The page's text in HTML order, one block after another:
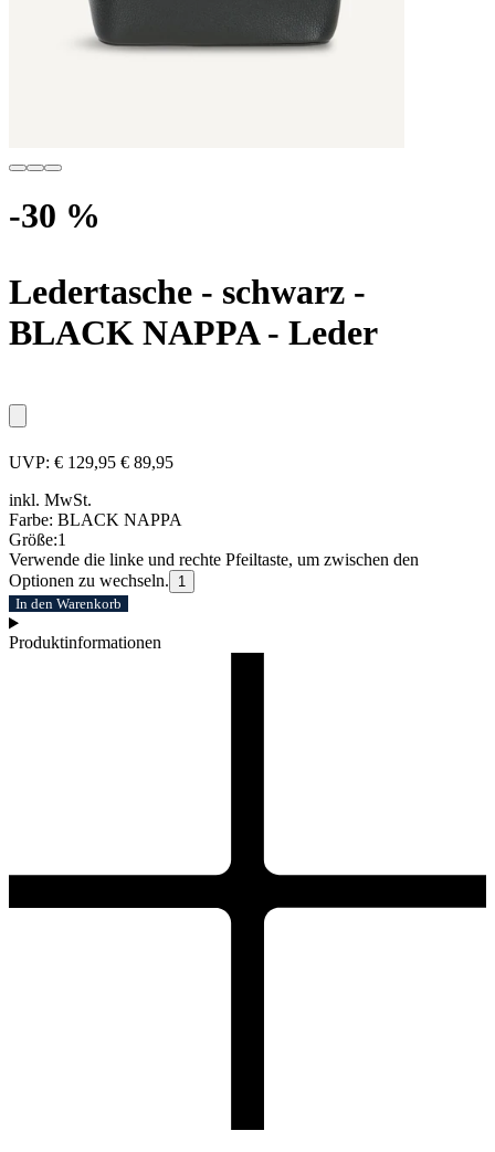
-30 %
Ledertasche - schwarz -
BLACK NAPPA - Leder
UVP: € 129,95 € 89,95
inkl. MwSt.
Farbe: BLACK NAPPA
Größe:1
Verwende die linke und rechte Pfeiltaste, um zwischen den
Optionen zu wechseln.
1
In den Warenkorb
Produktinformationen